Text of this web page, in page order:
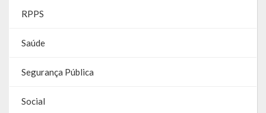
RPPS
Saúde
Segurança Pública
Social